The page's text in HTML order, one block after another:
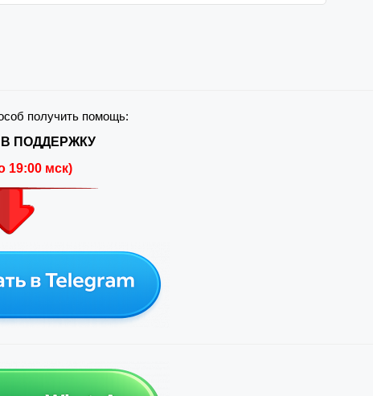
получить помощь:
ПОДДЕРЖКУ
19:00 мск)